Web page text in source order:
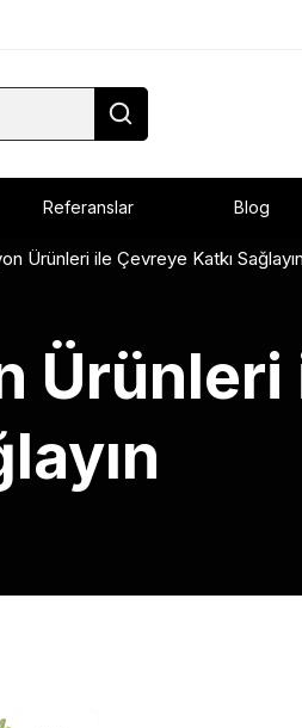
Referanslar Blog
Ürünleri ile Çevreye Katkı Sağlayın
Ürünleri